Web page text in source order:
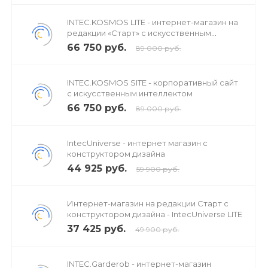
INTEC.KOSMOS LITE - интернет-магазин на
редакции «Старт» с искусственным
интеллектом
66 750 руб. 89 000 руб.
INTEC.KOSMOS SITE - корпоративный сайт
с искусственным интеллектом
66 750 руб. 89 000 руб.
IntecUniverse - интернет магазин с
конструктором дизайна
44 925 руб. 59 900 руб.
Интернет-магазин на редакции Старт с
конструктором дизайна - IntecUniverse LITE
37 425 руб. 49 900 руб.
INTEC.Garderob - интернет-магазин